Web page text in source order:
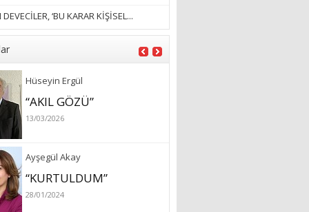
‘BU KARAR KİŞİSEL...
“Ne çok şey oldu
unutulmaması gereken”
Hüseyin Ergül
“AKIL GÖZÜ”
13/03/2026
Ayşegül Akay
“KURTULDUM”
28/01/2024